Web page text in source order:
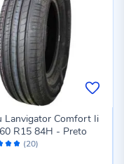
(20)
Lanvigator Comfort Ii
R15 84H - Preto